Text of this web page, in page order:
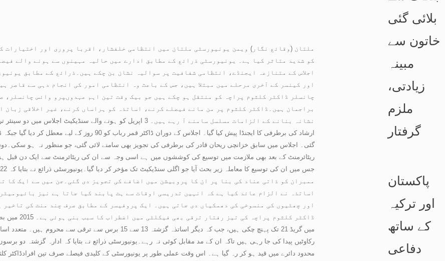
ملتان (وقائع نگار) ویمن یونیورسٹی ملتان میں انتظامی خلفشار، اقربا پروری اور اختیارات
کو شدید متاثر کیا ہے۔ یونیورسٹی ذرائع کے مطابق ادارے میں حالیہ مہینوں سے ہونے والے
اجلاس کے متنازعہ ایجنڈے، انتظامی شفافیت پر سوالیہ نشان بن چکے ہیں۔ذرائع کے مطابق
اور کینسر کے آخری مرحلے میں مبتلا ہیں، جس کے باعث وہ انتظامی امور کی انجام دہی سے قاصر
چانسلر ڈاکٹر کلثوم پراچہ کو منتقل ہو چکے ہیں جو بیک وقت تین اہم عہدوںپرو وائس چانسلر،
براجمان ہیں۔ڈاکٹر کلثوم پر من مانے فیصلے کرنے، اساتذہ کو ہراساں کرنے، غیر اخلاقی زبان
نشانہ بنانے کے الزامات مسلسل سامنے آ رہے ہیں۔ 3 اپریل کو ہونے والے
ارشاد کی برطرفی کا ایجنڈا پیش کیا گیا۔ اجلاس کے دوران
گئی۔ اجلاس میں سابق خزانچی ریحان قادر کی برطرفی کی تجویز بھی سامنے لائی گئی، جو منظور نہ ہو
ریٹائرمنٹ کے بعد بھی ملازمت میں توسیع کی کوششوں میں ہے اسی وجہ سے ان کی ریٹائرمنٹ سے ایک دن قبل
ممبران کو ذاتی عناد کی بنا پر ان کا پروبیشن میں اضافے کی تجویز دی گئی۔جن میں سے ایک کا
اساتذہ نے الزام عائد کیا ہے کہ انہیں تدریسی اوقات سے ہٹ پابند کیا جاتا ہے نیز
اور چھٹیوں کی منسوخی کی دھمکیاں دی جاتی ہیں۔ ایک پروفیسر کے مطابق صرف چند منٹ کی
ڈاکٹر کلثوم
میں گریڈ 21 تک پہنچ چکی ہیں، جب کہ دیگر اساتذہ گزشتہ 13 سے 15
رکاوٹیں پیدا کی جا رہی ہیں تاکہ ان کے مد مقابل کوئی نہ رہے۔یونیورسٹی ذرائع نے بتایا کہ ادارہ گزشتہ دو
محدود دائرے میں قید ہو کر رہ گیا ہے۔ اس وقت عملی طور پر یونیورسٹی کے کلیدی فیصلے صرف تین افرادڈاکٹر
بلائی گئی
خاتون سے
مبینہ
زیادتی،
ملزم
گرفتار
پاکستان
اور ترکیہ
کے ساتھ
دفاعی